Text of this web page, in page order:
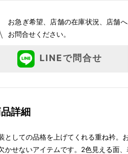
お急ぎ希望、店舗の在庫状況、店舗
お問合せください。
LINEで問合せ
詳細
としての品格を上げてくれる重ね衿。
かせないアイテムです。2色見える面